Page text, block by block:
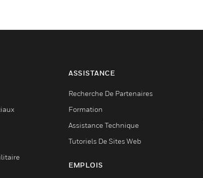
ASSISTANCE
Recherche De Partenaires
Formation
Assistance Technique
Tutoriels De Sites Web
EMPLOIS